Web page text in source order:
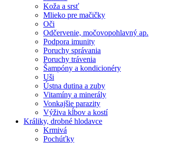
Koža a srsť
Mlieko pre mačičky
Oči
Odčervenie, močovopohlavný ap.
Podpora imunity
Poruchy správania
Poruchy trávenia
Šampóny a kondicionéry
Uši
Ústna dutina a zuby
Vitamíny a minerály
Vonkajšie parazity
Výživa kĺbov a kostí
Králiky, drobné hlodavce
Krmivá
Pochúťky